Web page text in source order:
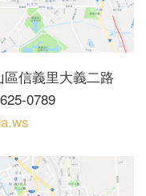
信義里大義二路
0789